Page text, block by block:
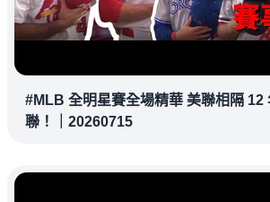
#MLB 全明星賽全場精華 美聯相隔 12
聯！｜20260715